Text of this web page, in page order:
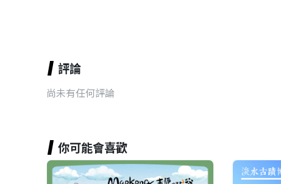
評論
尚未有任何評論
你可能會喜歡